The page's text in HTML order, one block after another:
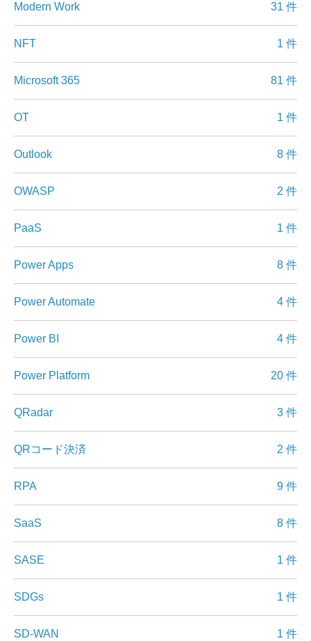
Modern Work 31 件
NFT 1 件
Microsoft 365 81 件
OT 1 件
Outlook 8 件
OWASP 2 件
PaaS 1 件
Power Apps 8 件
Power Automate 4 件
Power BI 4 件
Power Platform 20 件
QRadar 3 件
QRコード決済 2 件
RPA 9 件
SaaS 8 件
SASE 1 件
SDGs 1 件
SD-WAN 1 件